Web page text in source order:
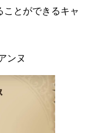
ことができるキャ
ンヌ